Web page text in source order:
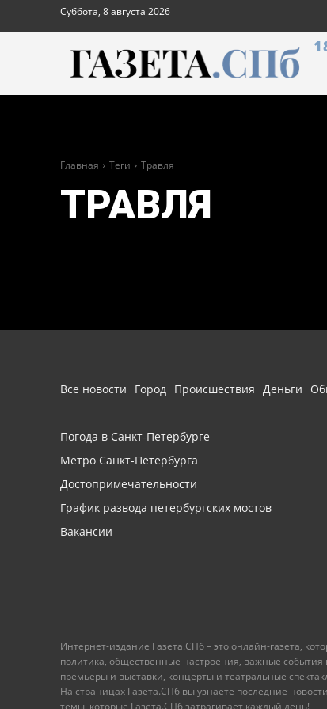
Суббота, 8 августа 2026
Главная Теги Травля
ТРАВЛЯ
Все новости Город Происшествия Деньги
Погода в Санкт-Петербурге
Метро Санкт-Петербурга
Достопримечательности
График развода петербургских мостов
Вакансии
Интернет-издание Газета.СПб – это онлайн-газета,
политика, общественные настроения, важные события
премьеры и выставки, концерты и театральные
На страницах Газета.СПб вы узнаете последние
темы, которые Газета.СПб затрагивает каждый день!